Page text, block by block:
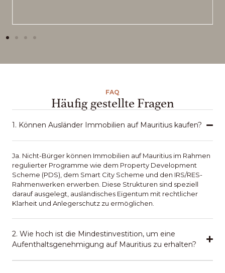
FAQ
Häufig gestellte Fragen
1. Können Ausländer Immobilien auf Mauritius kaufen?
Ja. Nicht-Bürger können Immobilien auf Mauritius im Rahmen
regulierter Programme wie dem Property Development
Scheme (PDS), dem Smart City Scheme und den IRS/RES-
Rahmenwerken erwerben. Diese Strukturen sind speziell
darauf ausgelegt, ausländisches Eigentum mit rechtlicher
Klarheit und Anlegerschutz zu ermöglichen.
2. Wie hoch ist die Mindestinvestition, um eine
Aufenthaltsgenehmigung auf Mauritius zu erhalten?